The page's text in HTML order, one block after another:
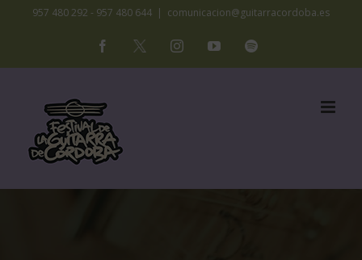
contenido
957 480 292 - 957 480 644 | comunicacion@guitarracordoba.es
Facebook
X InstagramYouTubeSpotify